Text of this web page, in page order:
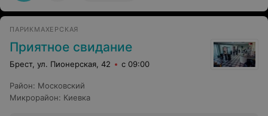
ПАРИКМАХЕРСКАЯ
Приятное свидание
Брест, ул. Пионерская, 42 с 09:00
Район: Московский
Микрорайон: Киевка